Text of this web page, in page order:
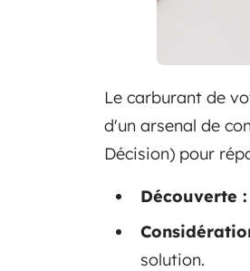
Le carburant de
d'un arsenal de
Décision) pour
Découverte :
solution.